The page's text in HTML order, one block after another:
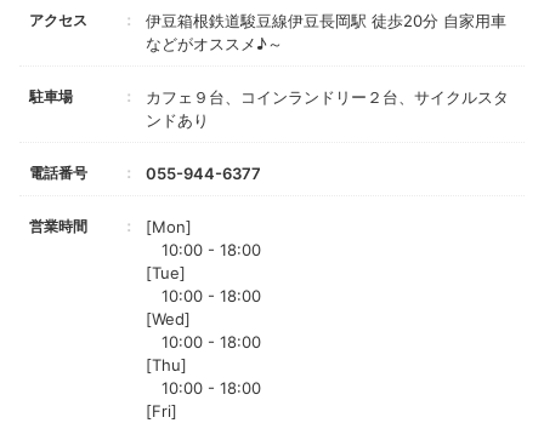
アクセス
伊豆箱根鉄道駿豆線伊豆長岡駅 徒歩20分 自家用車
などがオススメ♪～
駐車場
カフェ９台、コインランドリー２台、サイクルスタ
ンドあり
電話番号 055-944-6377
営業時間
[Mon]
10:00 - 18:00
[Tue]
10:00 - 18:00
[Wed]
10:00 - 18:00
[Thu]
10:00 - 18:00
[Fri]